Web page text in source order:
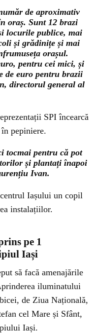
de aproximativ
oraș. Sunt 12 brazi
locurile publice, mai
și grădinițe și mai
orașul.
pentru cei mici, și
de euro pentru brazii
directorul general al
SPI încearcă
pepiniere.
tocmai pentru că pot
și plantați înapoi
Ivan.
Iașului un copil
instalațiilor.
video.
pe 1
Iași
să facă amenajările
iluminatului
de Ziua Națională,
cel Mare și Sfânt,
Iași.